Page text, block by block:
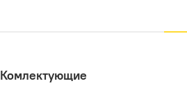
Комлектующие